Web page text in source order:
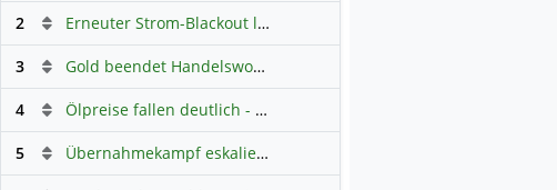
2 Erneuter Strom-Blackout legt ganz Kuba lahm
3 Gold beendet Handelswoche mit Knall: Barrick Mining – Ist diese Aktie wieder ein Kauf?
4 Ölpreise fallen deutlich - Fortschritte zwischen USA und Iran belasten
5 Übernahmekampf eskaliert: Wird die Commerzbank italienisch?